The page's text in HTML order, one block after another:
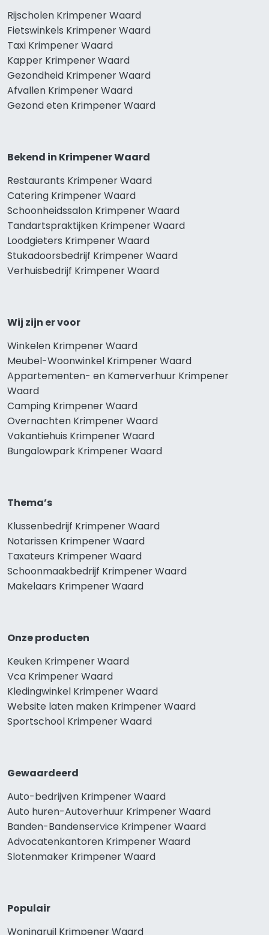
Rijscholen Krimpener Waard
Fietswinkels Krimpener Waard
Taxi Krimpener Waard
Kapper Krimpener Waard
Gezondheid Krimpener Waard
Afvallen Krimpener Waard
Gezond eten Krimpener Waard
Bekend in Krimpener Waard
Restaurants Krimpener Waard
Catering Krimpener Waard
Schoonheidssalon Krimpener Waard
Tandartspraktijken Krimpener Waard
Loodgieters Krimpener Waard
Stukadoorsbedrijf Krimpener Waard
Verhuisbedrijf Krimpener Waard
Wij zijn er voor
Winkelen Krimpener Waard
Meubel-Woonwinkel Krimpener Waard
Appartementen- en Kamerverhuur Krimpener
Waard
Camping Krimpener Waard
Overnachten Krimpener Waard
Vakantiehuis Krimpener Waard
Bungalowpark Krimpener Waard
Thema’s
Klussenbedrijf Krimpener Waard
Notarissen Krimpener Waard
Taxateurs Krimpener Waard
Schoonmaakbedrijf Krimpener Waard
Makelaars Krimpener Waard
Onze producten
Keuken Krimpener Waard
Vca Krimpener Waard
Kledingwinkel Krimpener Waard
Website laten maken Krimpener Waard
Sportschool Krimpener Waard
Gewaardeerd
Auto-bedrijven Krimpener Waard
Auto huren-Autoverhuur Krimpener Waard
Banden-Bandenservice Krimpener Waard
Advocatenkantoren Krimpener Waard
Slotenmaker Krimpener Waard
Populair
Woningruil Krimpener Waard